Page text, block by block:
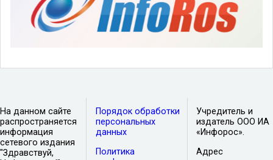
На данном сайте
распространяется
информация
сетевого издания
"Здравствуй,
Порядок обработки
персональных
данных
Политика
Учредитель и
издатель ООО ИА
«Инфорос».
Адрес